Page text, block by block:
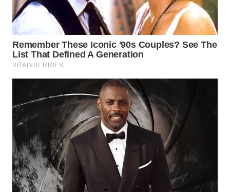
KALBAR
WN
WN
KALTARA
WN
KALSEL
WN
KALTIM